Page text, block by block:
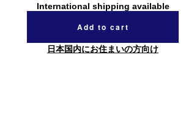
International shipping available
Add to cart
日本国内にお住まいの方向け